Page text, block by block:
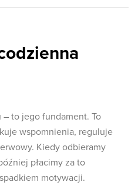
to jego fundament. To
wspomnienia, reguluje
Kiedy odbieramy
płacimy za to
motywacji.